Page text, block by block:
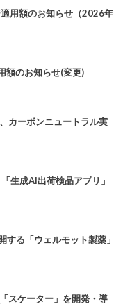
用額のお知らせ（2026年
のお知らせ(変更)
カーボンニュートラル実
生成AI出荷検品アプリ」
する「ウェルモット製薬」
スケーター」を開発・導